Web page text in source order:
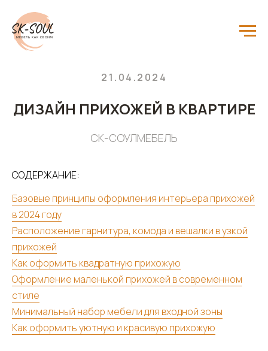
Главная /
21.04.2024
ДИЗАЙН ПРИХОЖЕЙ В КВАРТИРЕ
СК-СОУЛМЕБЕЛЬ
СОДЕРЖАНИЕ:
Базовые принципы оформления интерьера прихожей
в 2024 году
Расположение гарнитура, комода и вешалки в узкой
прихожей
Как оформить квадратную прихожую
Оформление маленькой прихожей в современном
стиле
Минимальный набор мебели для входной зоны
Как оформить уютную и красивую прихожую